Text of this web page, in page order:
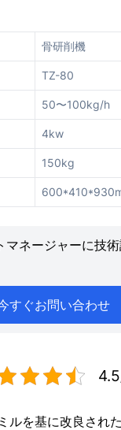
骨研削機
TZ-80
50〜100kg/h
4kw
150kg
マネージャーに技
すぐお問い合わせ
ルを基に改良され